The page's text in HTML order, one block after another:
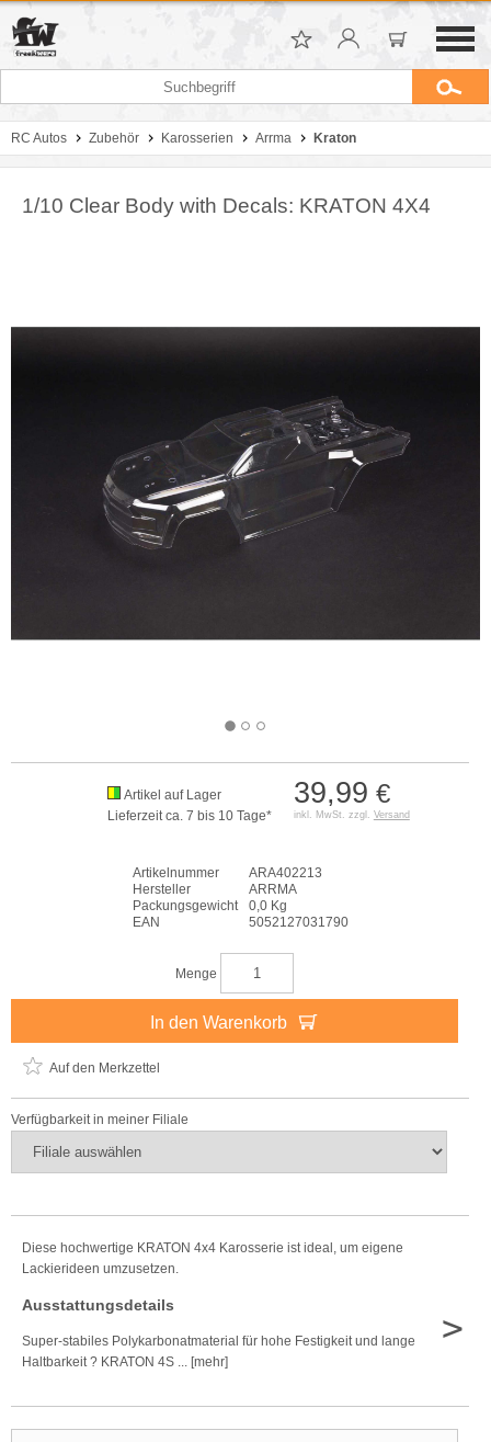
RC Autos Zubehör Karosserien Arrma Kraton
1/10 Clear Body with Decals: KRATON 4X4
39,99 €
inkl. MwSt. zzgl. Versand
Artikel auf Lager
Lieferzeit ca. 7 bis 10 Tage*
Artikelnummer
ARA402213
Hersteller
ARRMA
Packungsgewicht
0,0 Kg
EAN
5052127031790
Menge
In den Warenkorb
Auf den Merkzettel
Verfügbarkeit in meiner Filiale
Diese hochwertige KRATON 4x4 Karosserie ist ideal, um eigene
Lackierideen umzusetzen.
Ausstattungsdetails
Super-stabiles Polykarbonatmaterial für hohe Festigkeit und lange
Haltbarkeit ? KRATON 4S ... [mehr]
>